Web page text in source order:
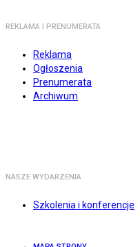
REKLAMA I PRENUMERATA
Reklama
Ogłoszenia
Prenumerata
Archiwum
NASZE WYDARZENIA
Szkolenia i konferencje